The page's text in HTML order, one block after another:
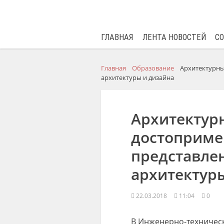
ГЛАВНАЯ ЛЕНТА НОВОСТЕЙ
Главная Образование
архитектуры и дизайна
22.03.2018 11:04 0
В Инженерно-